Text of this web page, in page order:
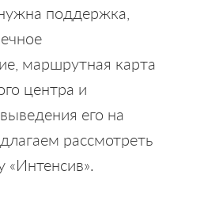
поддержка,
маршрутная карта
центра и
его на
рассмотреть